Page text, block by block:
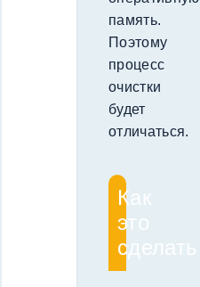
память.
Поэтому
процесс
очистки
будет
отличаться.
Как
это
сделать